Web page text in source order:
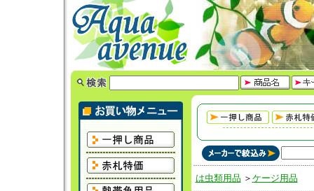
は虫類用品 ＞ ケージ用品